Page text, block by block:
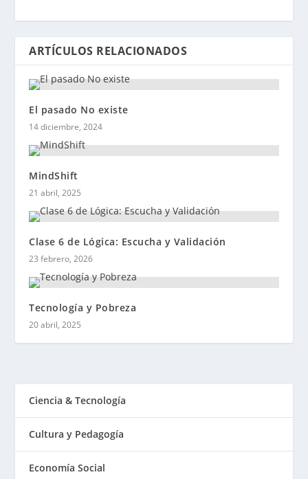
ARTÍCULOS RELACIONADOS
El pasado No existe
14 diciembre, 2024
MindShift
21 abril, 2025
Clase 6 de Lógica: Escucha y Validación
23 febrero, 2026
Tecnología y Pobreza
20 abril, 2025
Ciencia & Tecnología
Cultura y Pedagogía
Economía Social